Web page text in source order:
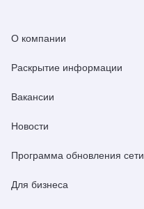
О компании
Раскрытие информации
Вакансии
Новости
Программа обновления сети
Для бизнеса